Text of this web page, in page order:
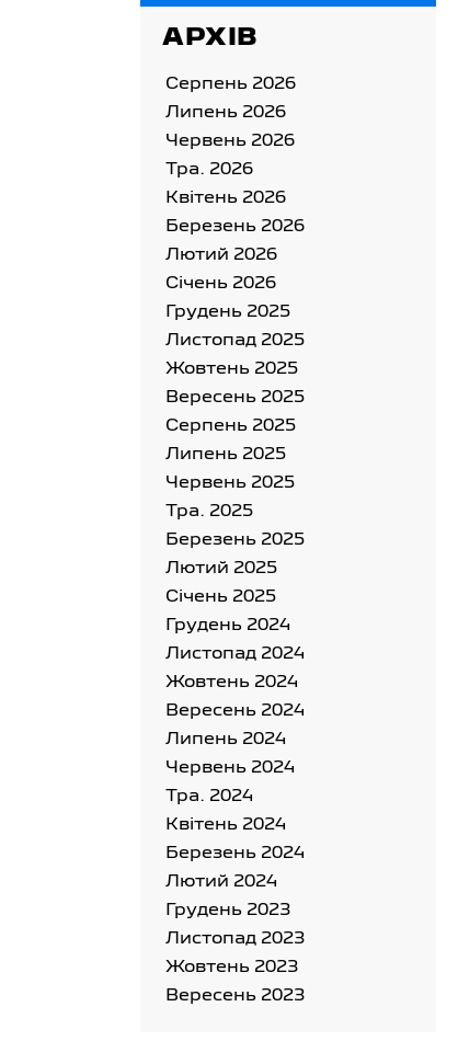
АРХІВ
Серпень 2026
Липень 2026
Червень 2026
Тра. 2026
Квітень 2026
Березень 2026
Лютий 2026
Cічень 2026
Грудень 2025
Листопад 2025
Жовтень 2025
Вересень 2025
Серпень 2025
Липень 2025
Червень 2025
Тра. 2025
Березень 2025
Лютий 2025
Cічень 2025
Грудень 2024
Листопад 2024
Жовтень 2024
Вересень 2024
Липень 2024
Червень 2024
Тра. 2024
Квітень 2024
Березень 2024
Лютий 2024
Грудень 2023
Листопад 2023
Жовтень 2023
Вересень 2023